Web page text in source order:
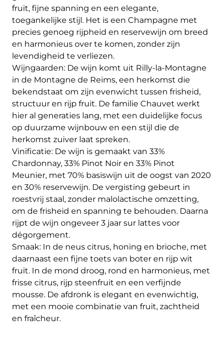
fruit, fijne spanning en een elegante,
toegankelijke stijl. Het is een Champagne met
precies genoeg rijpheid en reservewijn om breed
en harmonieus over te komen, zonder zijn
levendigheid te verliezen.
Wijngaarden: De wijn komt uit Rilly-la-Montagne
in de Montagne de Reims, een herkomst die
bekendstaat om zijn evenwicht tussen frisheid,
structuur en rijp fruit. De familie Chauvet werkt
hier al generaties lang, met een duidelijke focus
op duurzame wijnbouw en een stijl die de
herkomst zuiver laat spreken.
Vinificatie: De wijn is gemaakt van 33%
Chardonnay, 33% Pinot Noir en 33% Pinot
Meunier, met 70% basiswijn uit de oogst van 2020
en 30% reservewijn. De vergisting gebeurt in
roestvrij staal, zonder malolactische omzetting,
om de frisheid en spanning te behouden. Daarna
rijpt de wijn ongeveer 3 jaar sur lattes voor
dégorgement.
Smaak: In de neus citrus, honing en brioche, met
daarnaast een fijne toets van boter en rijp wit
fruit. In de mond droog, rond en harmonieus, met
frisse citrus, rijp steenfruit en een verfijnde
mousse. De afdronk is elegant en evenwichtig,
met een mooie combinatie van fruit, zachtheid
en fraîcheur.